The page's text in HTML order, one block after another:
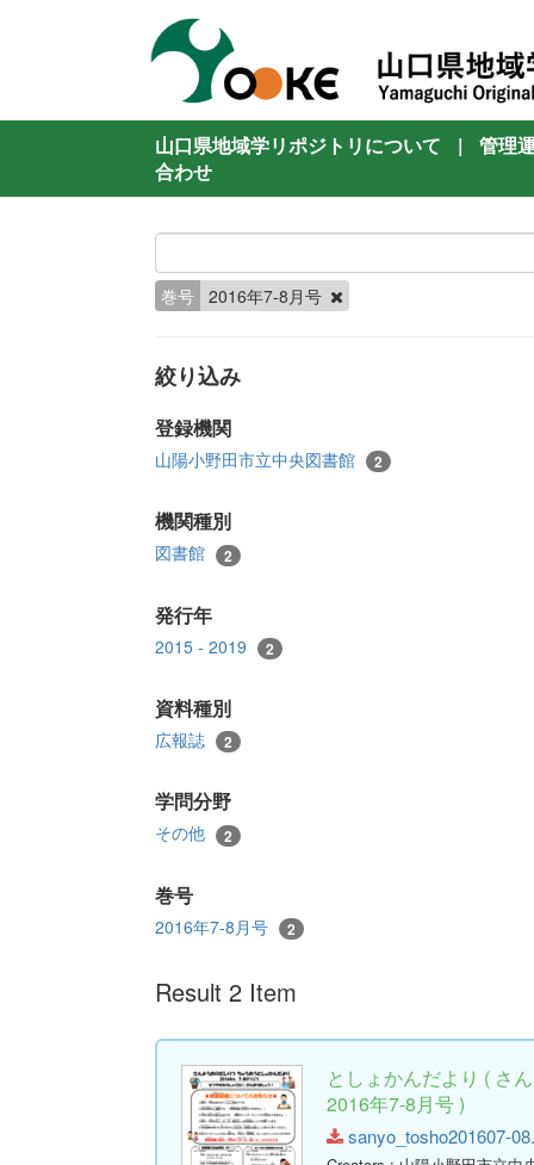
山口県地域学リポジトリについて |
管理
合わせ
巻号 2016年7-8月号
絞り込み
登録機関
山陽小野田市立中央図書館 2
機関種別
図書館 2
発行年
2015 - 2019 2
資料種別
広報誌 2
学問分野
その他 2
巻号
2016年7-8月号 2
Result 2 Item
としょかんだより ( さ
2016年7-8月号 )
sanyo_tosho201607-